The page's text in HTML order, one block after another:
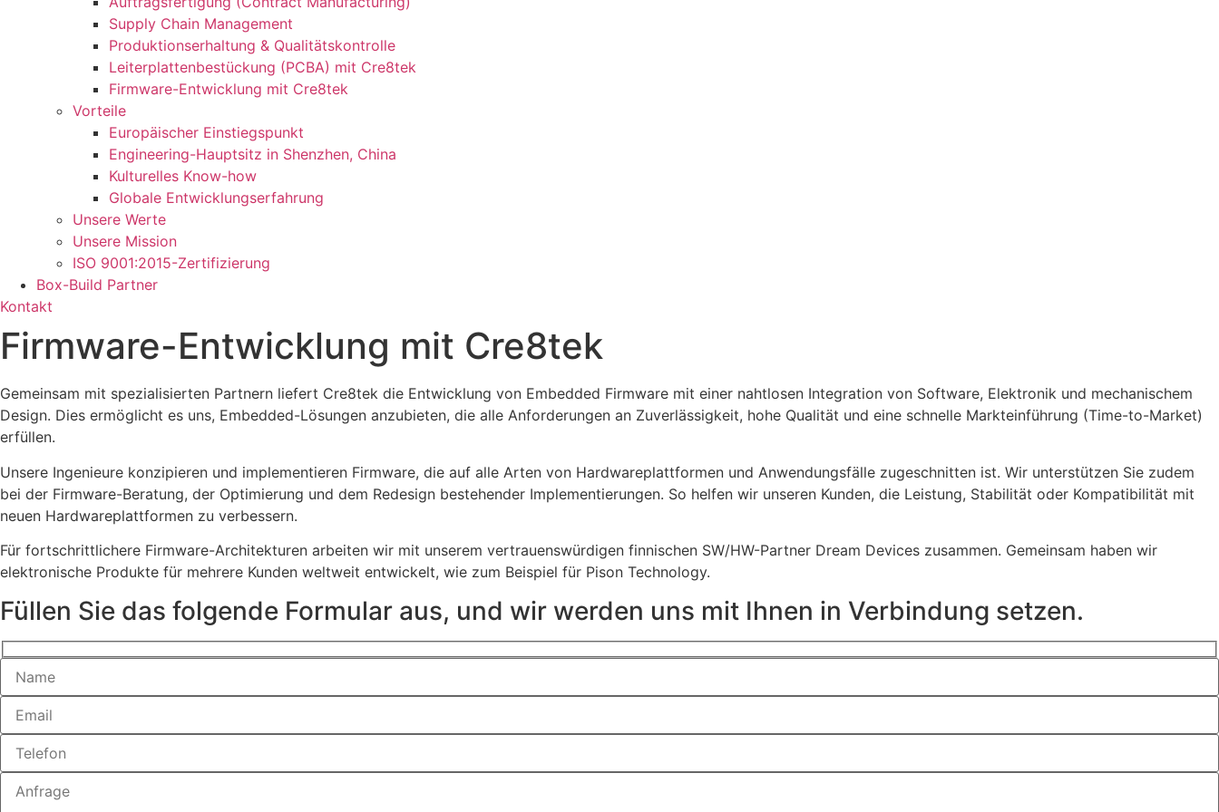
Supply Chain Management
Produktionserhaltung & Qualitätskontrolle
Leiterplattenbestückung (PCBA) mit Cre8tek
Firmware-Entwicklung mit Cre8tek
Vorteile
Europäischer Einstiegspunkt
Engineering-Hauptsitz in Shenzhen, China
Kulturelles Know-how
Globale Entwicklungserfahrung
Unsere Werte
Unsere Mission
ISO 9001:2015-Zertifizierung
Box-Build Partner
Kontakt
Firmware-Entwicklung mit Cre8tek
Gemeinsam mit spezialisierten Partnern liefert Cre8tek die Entwicklung von Embedded Firmware mit einer nahtlosen Integration von Software, Elektronik und mechanischem
Design. Dies ermöglicht es uns, Embedded-Lösungen anzubieten, die alle Anforderungen an Zuverlässigkeit, hohe Qualität und eine schnelle Markteinführung (Time-to-Market)
erfüllen.
Unsere Ingenieure konzipieren und implementieren Firmware, die auf alle Arten von Hardwareplattformen und Anwendungsfälle zugeschnitten ist. Wir unterstützen Sie zudem
bei der Firmware-Beratung, der Optimierung und dem Redesign bestehender Implementierungen. So helfen wir unseren Kunden, die Leistung, Stabilität oder Kompatibilität mit
neuen Hardwareplattformen zu verbessern.
Für fortschrittlichere Firmware-Architekturen arbeiten wir mit unserem vertrauenswürdigen finnischen SW/HW-Partner Dream Devices zusammen. Gemeinsam haben wir
elektronische Produkte für mehrere Kunden weltweit entwickelt, wie zum Beispiel für Pison Technology.
Füllen Sie das folgende Formular aus, und wir werden uns mit Ihnen in Verbindung setzen.